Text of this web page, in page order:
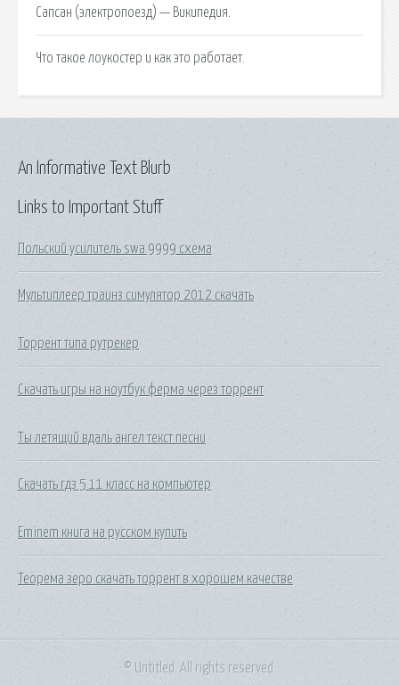
Сапсан (электропоезд) — Википедия.
Что такое лоукостер и как это работает.
Links to Important Stuff
Польский усилитель swa 9999 схема
Мультиплеер траинз симулятор 2012 скачать
Торрент типа рутрекер
Скачать игры на ноутбук ферма через торрент
Ты летящий вдаль ангел текст песни
Скачать гдз 5 11 класс на компьютер
Eminem книга на русском купить
Теорема зеро скачать торрент в хорошем качестве
An Informative Text Blurb
© Untitled. All rights reserved.